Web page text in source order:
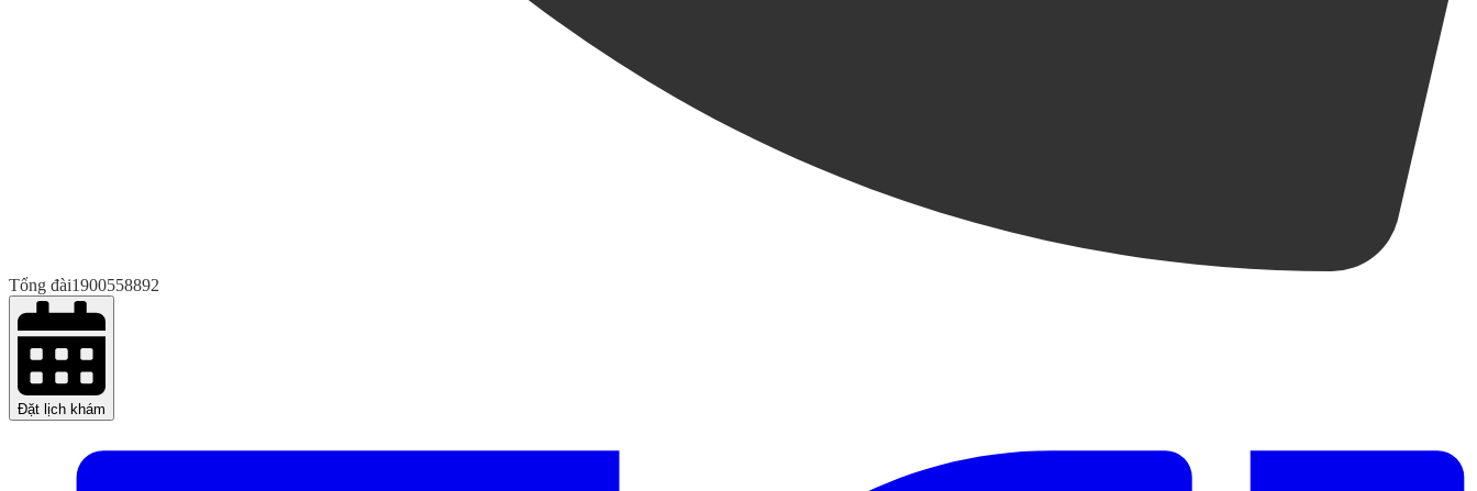
Tổng đài1900558892
Đặt lịch khám